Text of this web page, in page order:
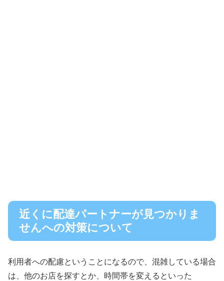
近くに配達パートナーが見つかりま
せんへの対策について
利用者への配慮ということになるので、混雑している場合
は、他のお店を探すとか、時間帯を変えるといった